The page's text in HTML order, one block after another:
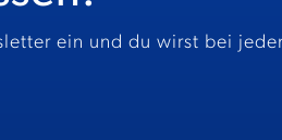
ein und du wirst bei